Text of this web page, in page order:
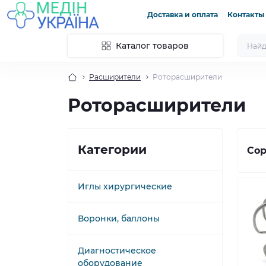
Доставка и оплата Контакты
Каталог товаров
Расширители Роторасширители
Роторасширители
Категории
Иглы хирургические
Воронки, баллоны
Диагностическое
оборудование